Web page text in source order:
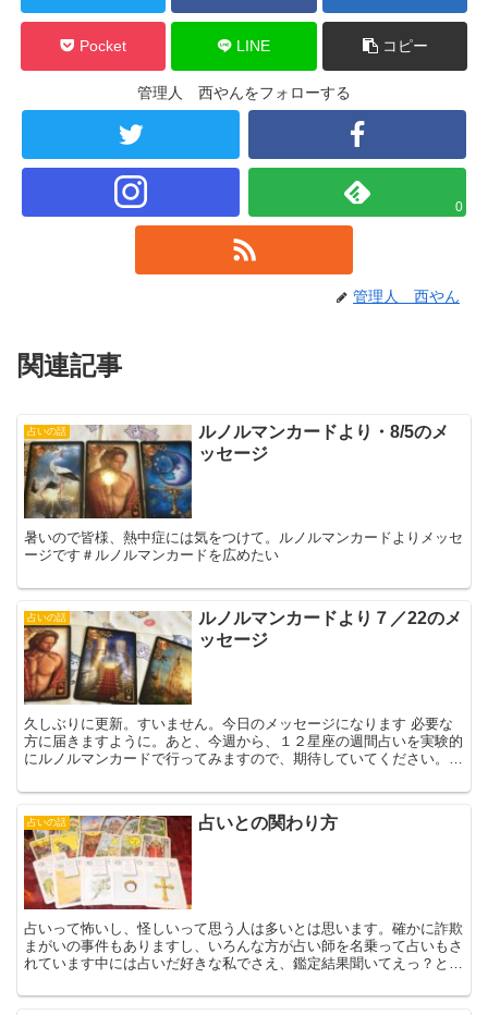
Pocket LINE コピー
管理人 西やんをフォローする
0
管理人 西やん
関連記事
占いの話
ルノルマンカードより・8/5のメ
ッセージ
暑いので皆様、熱中症には気をつけて。ルノルマンカードよりメッセ
ージです＃ルノルマンカードを広めたい
占いの話
ルノルマンカードより７／22のメ
ッセージ
久しぶりに更新。すいません。今日のメッセージになります 必要な
方に届きますように。あと、今週から、１２星座の週間占いを実験的
にルノルマンカードで行ってみますので、期待していてください。少
占いの話 占いとの関わり方
占いって怖いし、怪しいって思う人は多いとは思います。確かに詐欺
まがいの事件もありますし、いろんな方が占い師を名乗って占いもさ
れています中には占いだ好きな私でさえ、鑑定結果聞いてえっ？と思